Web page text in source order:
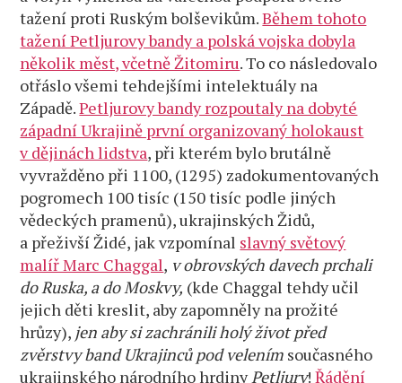
tažení proti Ruským bolševikům.Během tohoto
tažení Petljurovy bandy a polská vojska dobyla
několik měst, včetně Žitomiru. To co následovalo
otřáslo všemi tehdejšími intelektuály na
Západě.Petljurovy bandy rozpoutaly na dobyté
západní Ukrajině první organizovaný holokaust
v dějinách lidstva, při kterém bylo brutálně
vyvražděno při 1100, (1295) zadokumentovaných
pogromech 100 tisíc (150 tisíc podle jiných
vědeckých pramenů), ukrajinských Židů,
a přeživší Židé, jak vzpomínal slavný světový
malíř Marc Chaggal, v obrovských davech prchali
do Ruska, a do Moskvy, (kde Chaggal tehdy učil
jejich děti kreslit, aby zapomněly na prožité
hrůzy), jen aby si zachránili holý život před
zvěrstvy band Ukrajinců pod velením současného
ukrajinského národního hrdinyPetljury!Řádění